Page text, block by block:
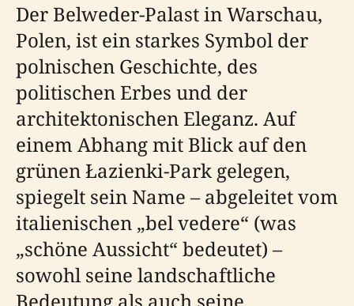
Der Belweder-Palast in Warschau,
Polen, ist ein starkes Symbol der
polnischen Geschichte, des
politischen Erbes und der
architektonischen Eleganz. Auf
einem Abhang mit Blick auf den
grünen Łazienki-Park gelegen,
spiegelt sein Name – abgeleitet vom
italienischen „bel vedere“ (was
„schöne Aussicht“ bedeutet) –
sowohl seine landschaftliche